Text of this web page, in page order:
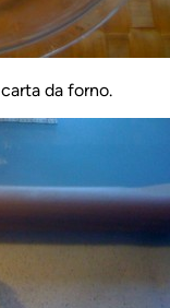
da forno.